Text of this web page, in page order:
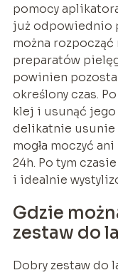
pomocy
już odpowiednio
można rozpocząć
preparatów
powinien
określony czas.
klej i usunąć
delikatnie usunie
mogła moczyć
24h. Po tym
i idealnie
Gdzie
zestaw do
Dobry zestaw do